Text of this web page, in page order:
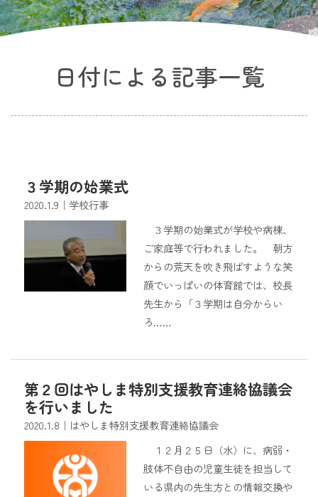
日付による記事一覧
３学期の始業式
2020.1.9 ｜学校行事
３学期の始業式が学校や病棟、
ご家庭等で行われました。 朝方
からの荒天を吹き飛ばすような笑
顔でいっぱいの体育館では、校長
先生から「３学期は自分からい
ろ……
第２回はやしま特別支援教育連絡協議会
を行いました
2020.1.8 ｜はやしま特別支援教育連絡協議会
１２月２５日（水）に、病弱・
肢体不自由の児童生徒を担当して
いる県内の先生方との情報交換や